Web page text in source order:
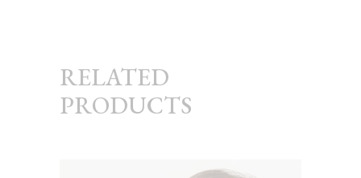
RELATED
PRODUCTS